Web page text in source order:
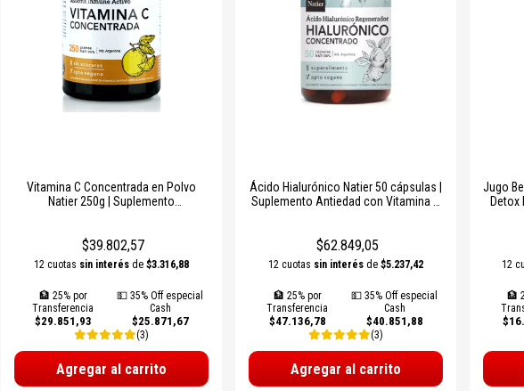
Vitamina C Concentrada en Polvo
Natier 250g | Suplemento
$39.802,57
12 cuotas sin interésde $3.316,88
🏦 25% por
Transferencia
$29.851,93
💵 35% Off especial
Cash
$25.871,67
(3)
Agregar al carrito
Ácido Hialurónico Natier 50 cápsulas |
Suplemento Antiedad con Vitamina C
$62.849,05
12 cuotas sin interésde $5.237,42
🏦 25% por
Transferencia
$47.136,78
💵 35% Off especial
Cash
$40.851,88
(3)
Agregar al carrito
Jugo
Detox
12
🏦